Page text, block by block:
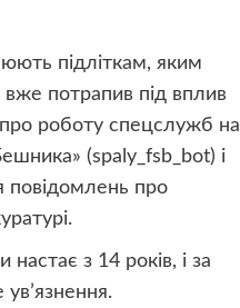
підліткам, яким
потрапив під вплив
роботу спецслужб на
(spaly_fsb_bot) і
повідомлень про
з 14 років, і за